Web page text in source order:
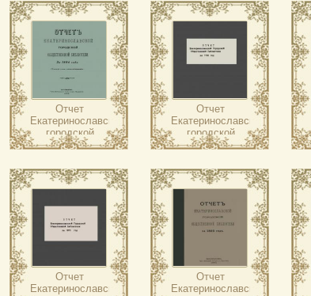
Отчет
Екатеринославской
городской
общественной
Отчет
Екатеринославской
городской
общественной
Отчет
Екатеринославской
Отчет
Екатеринославской